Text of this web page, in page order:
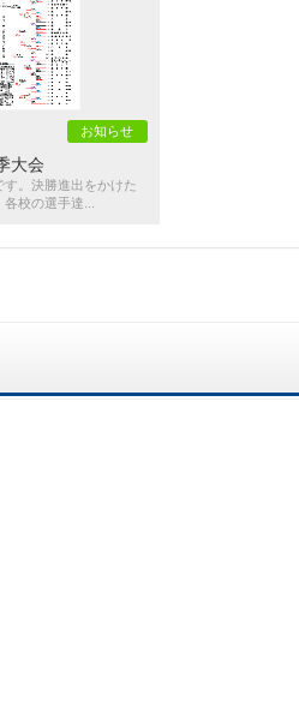
お知らせ
大会
。決勝進出をかけた
校の選手達...